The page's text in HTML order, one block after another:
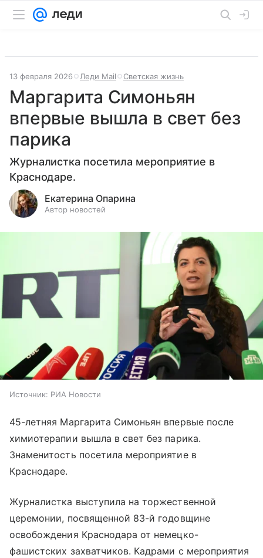
13 февраля 2026 Леди Mail Светская жизнь
Маргарита Симоньян
впервые вышла в свет без
парика
Журналистка посетила мероприятие в
Краснодаре.
Екатерина Опарина
Автор новостей
Источник: РИА Новости
45-летняя Маргарита Симоньян впервые после
химиотерапии вышла в свет без парика.
Знаменитость посетила мероприятие в
Краснодаре.
Журналистка выступила на торжественной
церемонии, посвященной 83-й годовщине
освобождения Краснодара от немецко-
фашистских захватчиков. Кадрами с мероприятия